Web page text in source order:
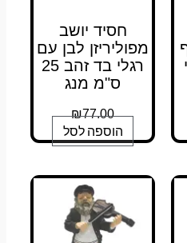
חסיד יושב
מפוליריזן לבן עם
רגלי בד זהב 25
ס"מ מנג
₪77.00
הוספה לסל